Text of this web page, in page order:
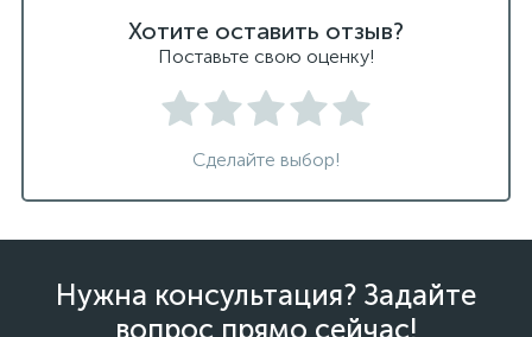
Хотите оставить отзыв?
Поставьте свою оценку!
Сделайте выбор!
Нужна консультация? Задайте
вопрос прямо сейчас!